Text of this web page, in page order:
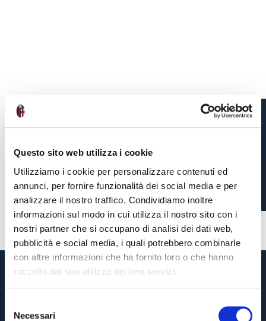
Questo sito web utilizza i cookie
Utilizziamo i cookie per personalizzare contenuti ed
annunci, per fornire funzionalità dei social media e per
analizzare il nostro traffico. Condividiamo inoltre
informazioni sul modo in cui utilizza il nostro sito con i
nostri partner che si occupano di analisi dei dati web,
pubblicità e social media, i quali potrebbero combinarle
con altre informazioni che ha fornito loro o che hanno
raccolto dal suo utilizzo dei loro servizi.
Necessari
REMEMBRANCE
TOMORROW AT 11:00 CET
6 months ago #Weisz